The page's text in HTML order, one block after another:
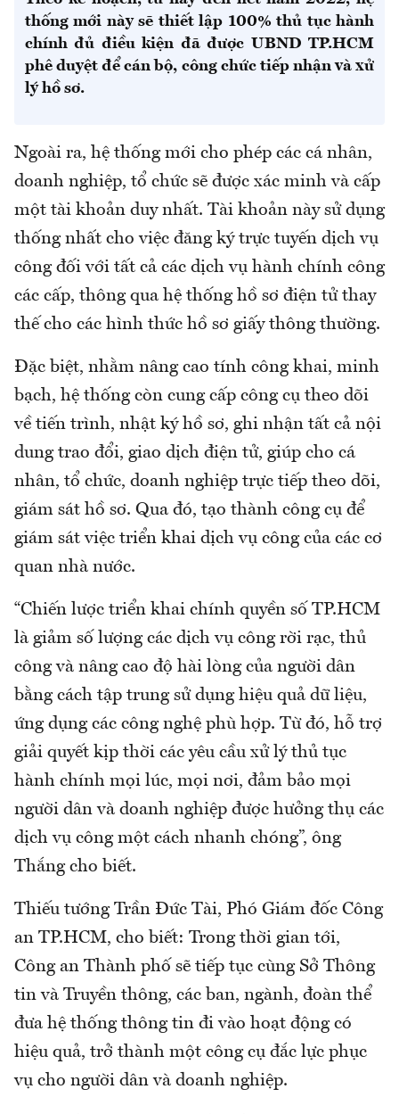
thống mới này sẽ thiết lập 100% thủ tục hành
chính đủ điều kiện đã được UBND TP.HCM
phê duyệt để cán bộ, công chức tiếp nhận và xử
lý hồ sơ.
Ngoài ra, hệ thống mới cho phép các cá nhân,
doanh nghiệp, tổ chức sẽ được xác minh và cấp
một tài khoản duy nhất. Tài khoản này sử dụng
thống nhất cho việc đăng ký trực tuyến dịch vụ
công đối với tất cả các dịch vụ hành chính công
các cấp, thông qua hệ thống hồ sơ điện tử thay
thế cho các hình thức hồ sơ giấy thông thường.
Đặc biệt, nhằm nâng cao tính công khai, minh
bạch, hệ thống còn cung cấp công cụ theo dõi
về tiến trình, nhật ký hồ sơ, ghi nhận tất cả nội
dung trao đổi, giao dịch điện tử, giúp cho cá
nhân, tổ chức, doanh nghiệp trực tiếp theo dõi,
giám sát hồ sơ. Qua đó, tạo thành công cụ để
giám sát việc triển khai dịch vụ công của các cơ
quan nhà nước.
“Chiến lược triển khai chính quyền số TP.HCM
là giảm số lượng các dịch vụ công rời rạc, thủ
công và nâng cao độ hài lòng của người dân
bằng cách tập trung sử dụng hiệu quả dữ liệu,
ứng dụng các công nghệ phù hợp. Từ đó, hỗ trợ
giải quyết kịp thời các yêu cầu xử lý thủ tục
hành chính mọi lúc, mọi nơi, đảm bảo mọi
người dân và doanh nghiệp được hưởng thụ các
dịch vụ công một cách nhanh chóng”, ông
Thắng cho biết.
Thiếu tướng Trần Đức Tài, Phó Giám đốc Công
an TP.HCM, cho biết: Trong thời gian tới,
Công an Thành phố sẽ tiếp tục cùng Sở Thông
tin và Truyền thông, các ban, ngành, đoàn thể
đưa hệ thống thông tin đi vào hoạt động có
hiệu quả, trở thành một công cụ đắc lực phục
vụ cho người dân và doanh nghiệp.